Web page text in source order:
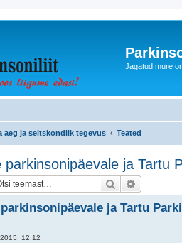
Jagatud mure
aeg ja seltskondlik tegevus Teated
parkinsonipäevale ja Tartu
Otsi
ja Tartu
12:12